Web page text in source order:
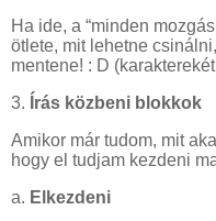
Ha ide, a “minden
ötlete, mit lehetne
mentene! : D
3. Írás közbeni blokkok
Amikor már tudom, mit
hogy el tudjam kezdeni
a. Elkezdeni